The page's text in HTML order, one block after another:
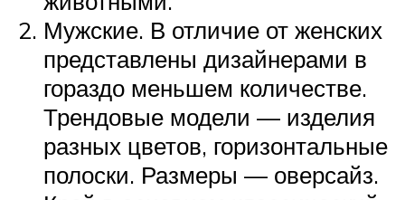
Мужские. В отличие от женских
представлены дизайнерами в
гораздо меньшем количестве.
Трендовые модели — изделия
разных цветов, горизонтальные
полоски. Размеры — оверсайз.